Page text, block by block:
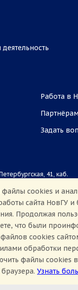
Работа в
Задать
41, каб.
+7(8162)33-20-44
cookies и
сайта НовГУ и
Продолжая
что были
cookies
обработки
файлы cookies
браузера. Узнать